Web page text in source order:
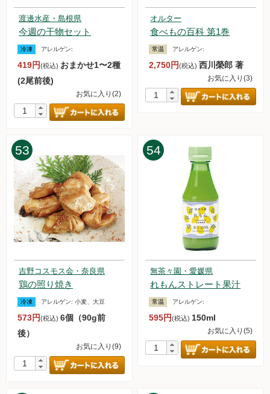
渡邊水産・島根県
今週の干物セット
冷凍 アレルゲン:
419円(税込) おまかせ1〜2種
(2尾前後)
お気に入り(2)
オルター
食べもの百科 第1巻
常温 アレルゲン:
2,750円(税込) 西川榮郎 著
お気に入り(3)
53
吉野コスモス会・奈良県
鶏の照り焼き
冷凍 アレルゲン: 小麦、大豆
573円(税込) 6個（90g前
後）
お気に入り(9)
54
無茶々園・愛媛県
れもんストレート果汁
常温 アレルゲン:
595円(税込)150ml
お気に入り(5)